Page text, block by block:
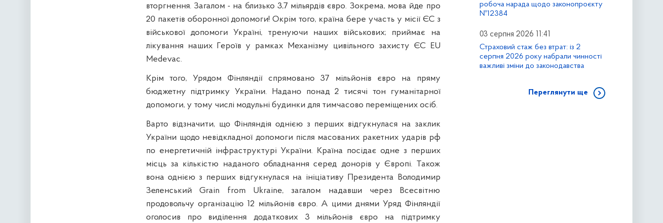
вторгнення. Загалом - на близько 3,7 мільярдів євро. Зокрема, мова йде про
20 пакетів оборонної допомоги! Окрім того, країна бере участь у місії ЄС з
військової допомоги Україні, тренуючи наших військових; приймає на
лікування наших Героїв у рамках Механізму цивільного захисту ЄС EU
Medevac.
Крім того, Урядом Фінляндії спрямовано 37 мільйонів євро на пряму
бюджетну підтримку України. Надано понад 2 тисячі тон гуманітарної
допомоги, у тому числі модульні будинки для тимчасово переміщених осіб.
Варто відзначити, що Фінляндія однією з перших відгукнулася на заклик
України щодо невідкладної допомоги після масованих ракетних ударів рф
по енергетичній інфраструктурі України. Країна посідає одне з перших
місць за кількістю наданого обладнання серед донорів у Європі. Також
вона однією з перших відгукнулася на ініціативу Президента Володимир
Зеленський Grain from Ukraine, загалом надавши через Всесвітню
продовольчу організацію 12 мільйонів євро. А цими днями Уряд Фінляндії
оголосив про виділення додаткових 3 мільйонів євро на підтримку
робоча нарада щодо законопроєкту
№12384
03 серпня 2026 11:41
Страховий стаж без втрат: із 2
серпня 2026 року набрали чинності
важливі зміни до законодавства
Переглянути ще